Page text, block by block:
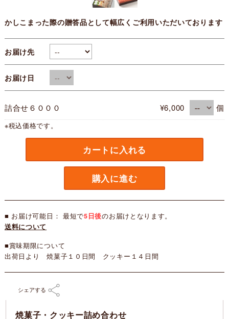
かしこまった際の贈答品として幅広くご利用いただいております
お届け先
お届け日
詰合せ６０００ ¥6,000 個
※税込価格です。
カートに入れる
購入に進む
■ お届け可能日： 最短で5日後のお届けとなります。
送料について
■賞味期限について
出荷日より 焼菓子１０日間 クッキー１４日間
シェアする
焼菓子・クッキー詰め合わせ